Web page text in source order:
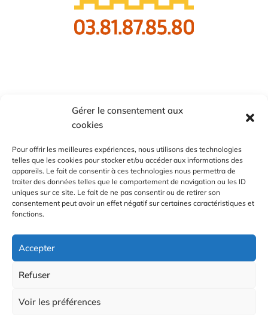
Gérer le consentement aux
cookies
Pour offrir les meilleures expériences, nous utilisons des technologies
telles que les cookies pour stocker et/ou accéder aux informations des
appareils. Le fait de consentir à ces technologies nous permettra de
traiter des données telles que le comportement de navigation ou les ID
uniques sur ce site. Le fait de ne pas consentir ou de retirer son
consentement peut avoir un effet négatif sur certaines caractéristiques et
fonctions.
Accepter
Refuser
Voir les préférences